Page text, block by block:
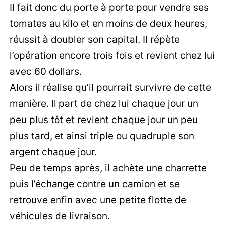
Il fait donc du porte à porte pour vendre ses
tomates au kilo et en moins de deux heures,
réussit à doubler son capital. Il répète
l’opération encore trois fois et revient chez lui
avec 60 dollars.
Alors il réalise qu’il pourrait survivre de cette
manière. Il part de chez lui chaque jour un
peu plus tôt et revient chaque jour un peu
plus tard, et ainsi triple ou quadruple son
argent chaque jour.
Peu de temps après, il achète une charrette
puis l’échange contre un camion et se
retrouve enfin avec une petite flotte de
véhicules de livraison.